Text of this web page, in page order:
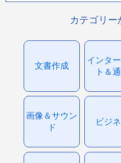
カテゴリー
文書作成
インタ
ト＆
画像＆サウン
ド
ビジ